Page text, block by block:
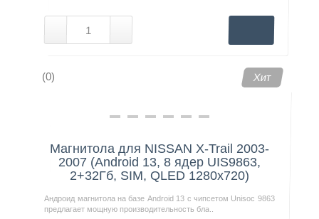
(0) Хит
Магнитола для NISSAN X-Trail 2003-
2007 (Android 13, 8 ядер UIS9863,
2+32Гб, SIM, QLED 1280x720)
Андроид магнитола на базе Android 13 с чипсетом Unisoc 9863
предлагает мощную производительность бла..